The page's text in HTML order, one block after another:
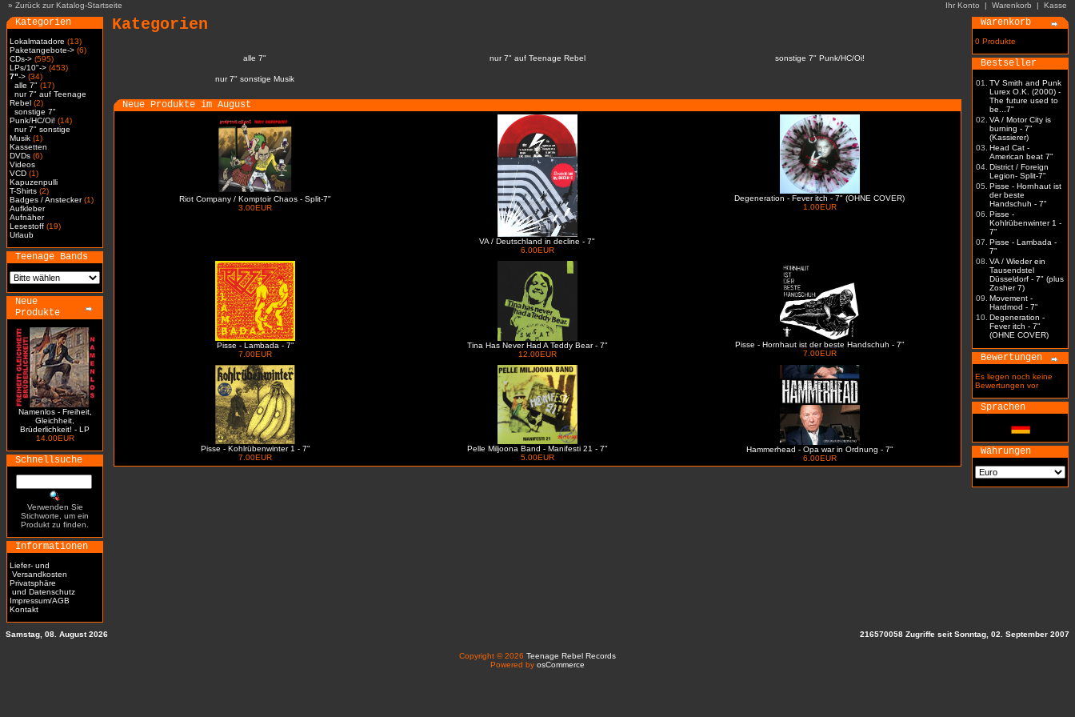
» Zurück zur Katalog-Startseite Ihr Konto | Warenkorb | Kasse
Kategorien
Lokalmatadore (13)
Paketangebote-> (6)
CDs-> (595)
LPs/10"-> (453)
7"-> (34)
alle 7" (17)
nur 7" auf Teenage
Rebel (2)
sonstige 7"
Punk/HC/Oi! (14)
nur 7" sonstige
Musik (1)
Kassetten
DVDs (6)
Videos
VCD (1)
Kapuzenpulli
T-Shirts (2)
Badges / Anstecker(1)
Aufkleber
Aufnäher
Lesestoff (19)
Urlaub
Teenage Bands
Neue
Produkte
Namenlos - Freiheit,
Gleichheit,
Brüderlichkeit! - LP
14.00EUR
Schnellsuche
Verwenden Sie
Stichworte, um ein
Produkt zu finden.
Informationen
Liefer- und
Versandkosten
Privatsphäre
und Datenschutz
Impressum/AGB
Kontakt
Kategorien
alle 7" nur 7" auf Teenage Rebel sonstige 7" Punk/HC/Oi!
nur 7" sonstige Musik
Neue Produkte im August
Riot Company / Komptoir Chaos - Split-7"
3.00EUR
VA / Deutschland in decline - 7"
6.00EUR
Degeneration - Fever itch - 7" (OHNE COVER)
1.00EUR
Pisse - Lambada - 7"
7.00EUR
Tina Has Never Had A Teddy Bear - 7"
12.00EUR
Pisse - Hornhaut ist der beste Handschuh - 7"
7.00EUR
Pisse - Kohlrübenwinter 1 - 7"
7.00EUR
Pelle Miljoona Band - Manifesti 21 - 7"
5.00EUR
Hammerhead - Opa war in Ordnung - 7"
6.00EUR
Warenkorb
0 Produkte
Bestseller
01.
TV Smith and Punk
Lurex O.K. (2000) -
The future used to
be...7"
02. VA / Motor City is
burning - 7"
(Kassierer)
03. Head Cat -
American beat 7"
04. District / Foreign
Legion- Split-7"
05. Pisse - Hornhaut ist
der beste
Handschuh - 7"
06. Pisse -
Kohlrübenwinter 1 -
7"
07. Pisse - Lambada -
7"
08. VA / Wieder ein
Tausendstel
Düsseldorf - 7" (plus
Zosher 7)
09. Movement -
Hardmod - 7"
10. Degeneration -
Fever itch - 7"
(OHNE COVER)
Bewertungen
Es liegen noch keine
Bewertungen vor
Sprachen
Währungen
Samstag, 08. August 2026 216570058 Zugriffe seit Sonntag, 02. September 2007
Copyright © 2026 Teenage Rebel Records
Powered by osCommerce